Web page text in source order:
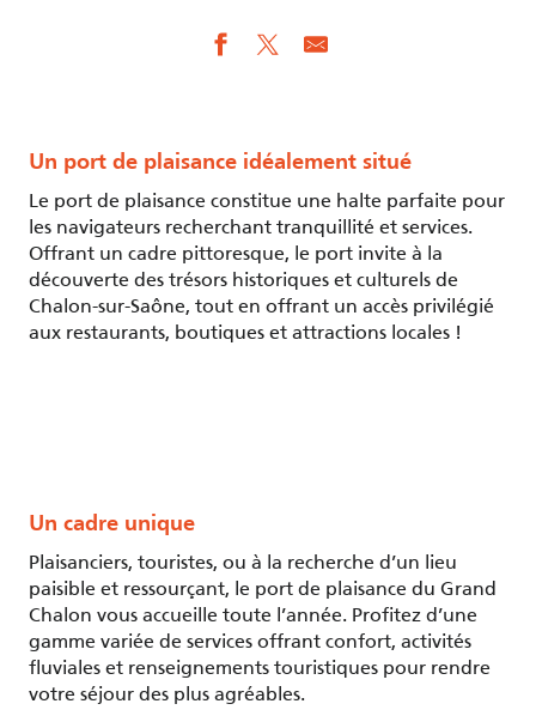
Un port de plaisance idéalement situé
Le port de plaisance constitue une halte parfaite pour
les navigateurs recherchant tranquillité et services.
Offrant un cadre pittoresque, le port invite à la
découverte des trésors historiques et culturels de
Chalon-sur-Saône, tout en offrant un accès privilégié
aux restaurants, boutiques et attractions locales !
Un cadre unique
Plaisanciers, touristes, ou à la recherche d’un lieu
paisible et ressourçant, le port de plaisance du Grand
Chalon vous accueille toute l’année. Profitez d’une
gamme variée de services offrant confort, activités
fluviales et renseignements touristiques pour rendre
votre séjour des plus agréables.